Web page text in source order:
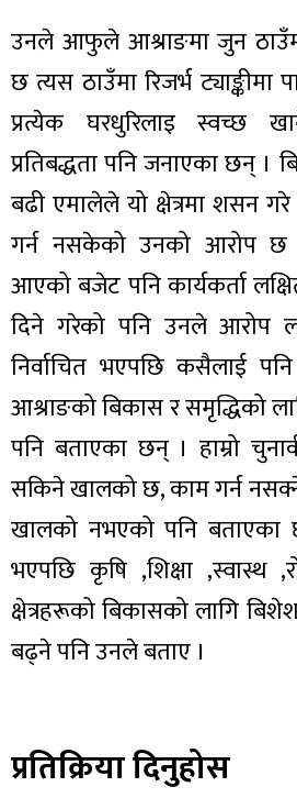
उनले आफुले आश्राङमा जुन
छ त्यस ठाउँमा रिजर्भ ट्याङ्कीमा
प्रत्येक घरधुरिलाइ स्वच्छ
प्रतिबद्धता पनि जनाएका छन् ।
बढी एमालेले यो क्षेत्रमा शसन
गर्न नसकेको उनको आरोप छ
आएको बजेट पनि कार्यकर्ता
दिने गरेको पनि उनले आरोप
निर्वाचित भएपछि कसैलाई
आश्राङको बिकास र समृद्धिको
पनि बताएका छन् । हाम्रो
सकिने खालको छ, काम गर्न
खालको नभएको पनि बताएका
भएपछि कृषि ,शिक्षा ,स्वास्थ
क्षेत्रहरूको बिकासको लागि
बढ्ने पनि उनले बताए ।
प्रतिक्रिया दिनुहोस